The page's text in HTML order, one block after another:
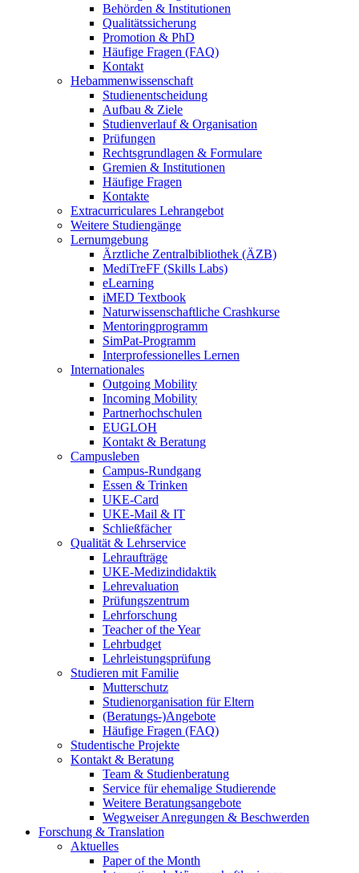
Behörden & Institutionen
Qualitätssicherung
Promotion & PhD
Häufige Fragen (FAQ)
Kontakt
Hebammenwissenschaft
Studienentscheidung
Aufbau & Ziele
Studienverlauf & Organisation
Prüfungen
Rechtsgrundlagen & Formulare
Gremien & Institutionen
Häufige Fragen
Kontakte
Extracurriculares Lehrangebot
Weitere Studiengänge
Lernumgebung
Ärztliche Zentralbibliothek (ÄZB)
MediTreFF (Skills Labs)
eLearning
iMED Textbook
Naturwissenschaftliche Crashkurse
Mentoringprogramm
SimPat-Programm
Interprofessionelles Lernen
Internationales
Outgoing Mobility
Incoming Mobility
Partnerhochschulen
EUGLOH
Kontakt & Beratung
Campusleben
Campus-Rundgang
Essen & Trinken
UKE-Card
UKE-Mail & IT
Schließfächer
Qualität & Lehrservice
Lehraufträge
UKE-Medizindidaktik
Lehrevaluation
Prüfungszentrum
Lehrforschung
Teacher of the Year
Lehrbudget
Lehrleistungsprüfung
Studieren mit Familie
Mutterschutz
Studienorganisation für Eltern
(Beratungs-)Angebote
Häufige Fragen (FAQ)
Studentische Projekte
Kontakt & Beratung
Team & Studienberatung
Service für ehemalige Studierende
Weitere Beratungsangebote
Wegweiser Anregungen & Beschwerden
Forschung & Translation
Aktuelles
Paper of the Month